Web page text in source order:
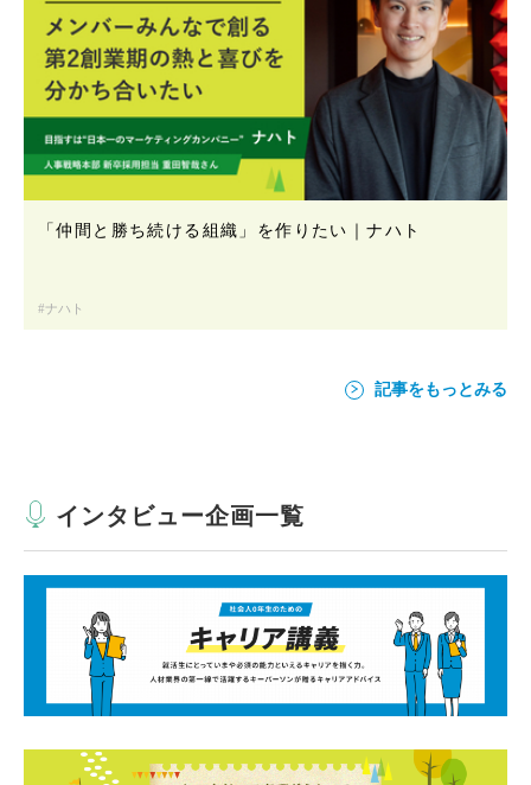
「仲間と勝ち続ける組織」を作りたい｜ナハト
ナハト
記事をもっとみる
インタビュー企画一覧